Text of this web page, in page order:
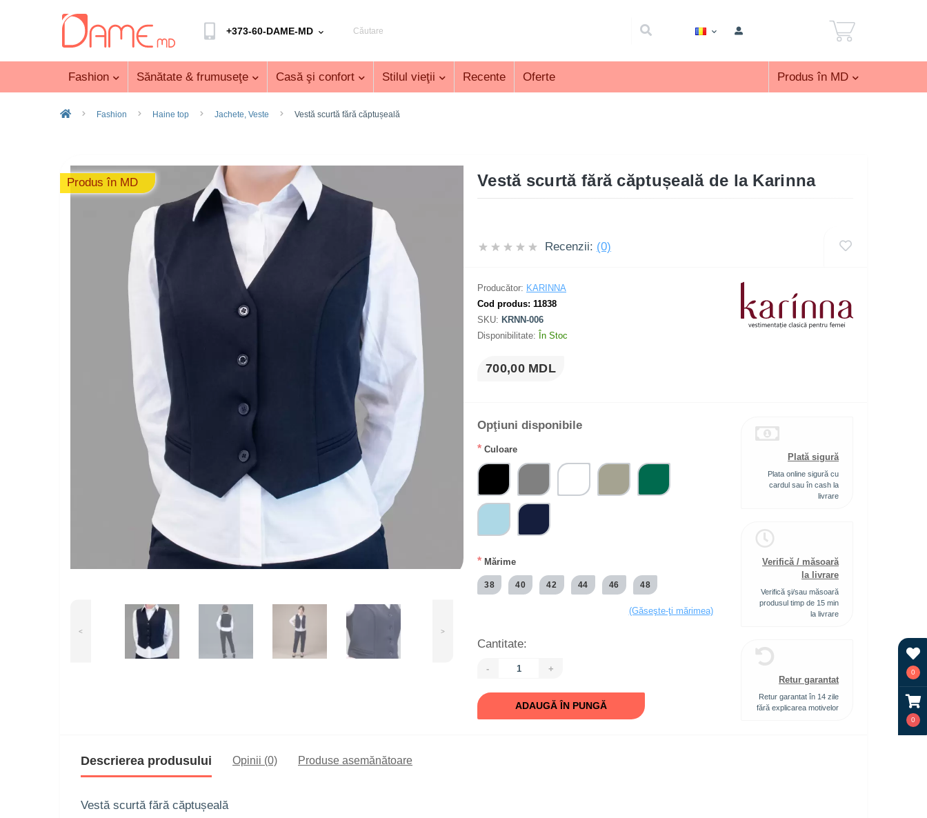
0
0
+373-60-DAME-MD
Fashion Sănătate & frumuseţe Casă şi confort Stilul vieţii Recente Oferte Produs în MD
Fashion Haine top Jachete, Veste Vestă scurtă fără căptușeală
Produs în MD
< >
Vestă scurtă fără căptușeală de la Karinna
Recenzii: (0)
Producător: KARINNA
Cod produs: 11838
SKU: KRNN-006
Disponibilitate: În Stoc
700,00 MDL
Opţiuni disponibile
* Culoare
* Mărime
38 40 42 44 46 48
(Găseşte-ţi mărimea)
Cantitate:
- +
ADAUGĂ ÎN PUNGĂ
Plată sigură
Plata online sigură cu
cardul sau în cash la
livrare
Verifică / măsoară
la livrare
Verifică şi/sau măsoară
produsul timp de 15 min
la livrare
Retur garantat
Retur garantat în 14 zile
fără explicarea motivelor
Descrierea produsului Opinii (0) Produse asemănătoare
Vestă scurtă fără căptușeală